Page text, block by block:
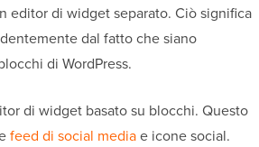
editor di widget separato. Ciò significa
dal fatto che siano
di WordPress.
di widget basato su blocchi. Questo
feed di social mediae icone social.